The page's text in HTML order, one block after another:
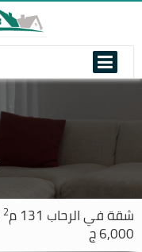
شقة فيالرحاب 2
6,000 ج